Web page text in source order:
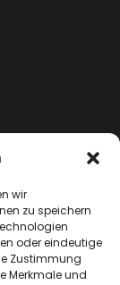
wir
zu speichern
oder eindeutige
Zustimmung
Merkmale und